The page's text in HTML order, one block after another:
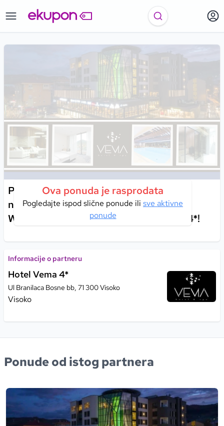
Ova ponuda je rasprodata
Pogledajte ispod slične ponude ili sve aktivne
ponude
Prepustite se spoju historije, prirode i
nezaboravnog odmora u Visokom uz
Wellness & Spa uslugu u Hotelu Vema 4*!
Informacije o partneru
Hotel Vema 4*
Ul Branilaca Bosne bb, 71 300 Visoko
Visoko
Ponude od istog partnera